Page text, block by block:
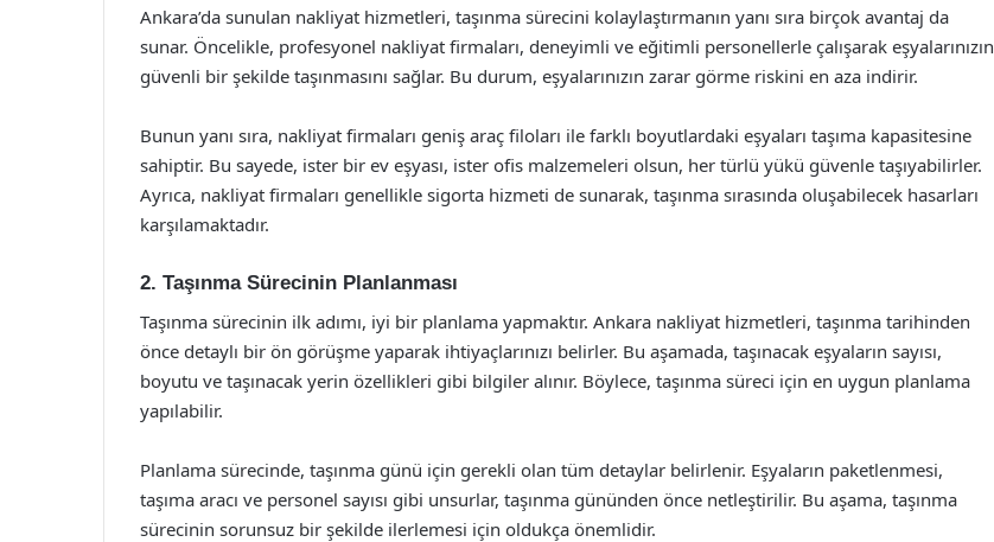
Ankara’da sunulan nakliyat hizmetleri, taşınma sürecini kolaylaştırmanın yanı sıra birçok avantaj da
sunar. Öncelikle, profesyonel nakliyat firmaları, deneyimli ve eğitimli personellerle çalışarak eşyalarınızın
güvenli bir şekilde taşınmasını sağlar. Bu durum, eşyalarınızın zarar görme riskini en aza indirir.
Bunun yanı sıra, nakliyat firmaları geniş araç filoları ile farklı boyutlardaki eşyaları taşıma kapasitesine
sahiptir. Bu sayede, ister bir ev eşyası, ister ofis malzemeleri olsun, her türlü yükü güvenle taşıyabilirler.
Ayrıca, nakliyat firmaları genellikle sigorta hizmeti de sunarak, taşınma sırasında oluşabilecek hasarları
karşılamaktadır.
2. Taşınma Sürecinin Planlanması
Taşınma sürecinin ilk adımı, iyi bir planlama yapmaktır. Ankara nakliyat hizmetleri, taşınma tarihinden
önce detaylı bir ön görüşme yaparak ihtiyaçlarınızı belirler. Bu aşamada, taşınacak eşyaların sayısı,
boyutu ve taşınacak yerin özellikleri gibi bilgiler alınır. Böylece, taşınma süreci için en uygun planlama
yapılabilir.
Planlama sürecinde, taşınma günü için gerekli olan tüm detaylar belirlenir. Eşyaların paketlenmesi,
taşıma aracı ve personel sayısı gibi unsurlar, taşınma gününden önce netleştirilir. Bu aşama, taşınma
sürecinin sorunsuz bir şekilde ilerlemesi için oldukça önemlidir.